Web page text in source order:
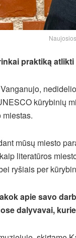
praktiką
kūrybinių
mūsų miesto
literatūros
ryšiais per
apie savo
dalyvavai,